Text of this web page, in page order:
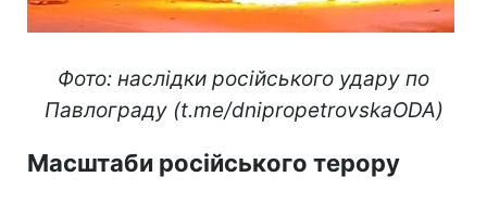
Фото: наслідки російського удару по
Павлограду (t.me/dnipropetrovskaODA)
Масштаби російського терору